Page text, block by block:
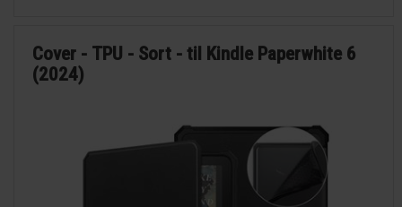
Cover - TPU - Sort - til Kindle Paperwhite 6
(2024)